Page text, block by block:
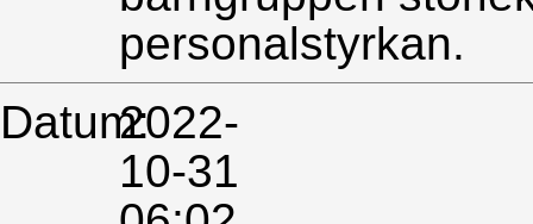
personalstyrkan.
Datum:2022-
10-31